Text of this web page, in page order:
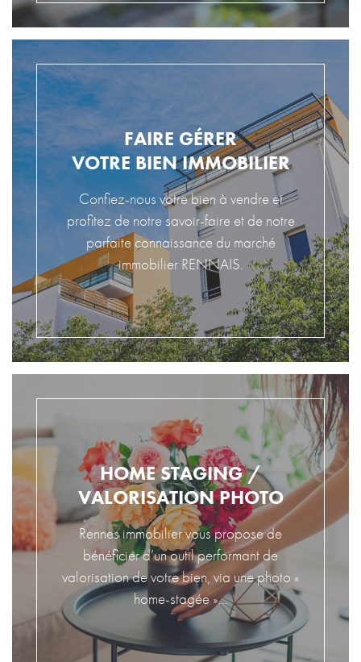
FAIRE GÉRER
VOTRE BIEN IMMOBILIER
Confiez-nous votre bien à vendre et
profitez de notre savoir-faire et de notre
parfaite connaissance du marché
immobilier RENNAIS.
HOME STAGING /
VALORISATION PHOTO
Rennes immobilier vous propose de
bénéficier d’un outil performant de
valorisation de votre bien, via une photo «
home-stagée »...